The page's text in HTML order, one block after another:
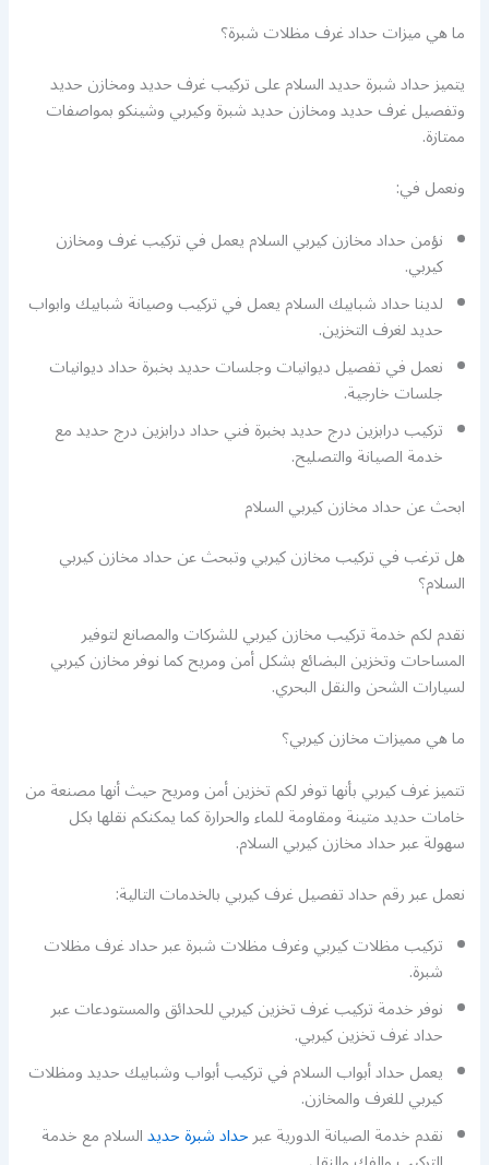
ما هي ميزات حداد غرف مظلات شبرة؟
يتميز حداد شبرة حديد السلام على تركيب غرف حديد ومخازن حديد
وتفصيل غرف حديد ومخازن حديد شبرة وكيربي وشينكو بمواصفات
ممتازة.
ونعمل في:
نؤمن حداد مخازن كيربي السلام يعمل في تركيب غرف ومخازن
كيربي.
لدينا حداد شبابيك السلام يعمل في تركيب وصيانة شبابيك وابواب
حديد لغرف التخزين.
نعمل في تفصيل ديوانيات وجلسات حديد بخبرة حداد ديوانيات
جلسات خارجية.
تركيب درابزين درج حديد بخبرة فني حداد درابزين درج حديد مع
خدمة الصيانة والتصليح.
ابحث عن حداد مخازن كيربي السلام
هل ترغب في تركيب مخازن كيربي وتبحث عن حداد مخازن كيربي
السلام؟
نقدم لكم خدمة تركيب مخازن كيربي للشركات والمصانع لتوفير
المساحات وتخزين البضائع بشكل أمن ومريح كما نوفر مخازن كيربي
لسيارات الشحن والنقل البحري.
ما هي مميزات مخازن كيربي؟
تتميز غرف كيربي بأنها توفر لكم تخزين أمن ومريح حيث أنها مصنعة من
خامات حديد متينة ومقاومة للماء والحرارة كما يمكنكم نقلها بكل
سهولة عبر حداد مخازن كيربي السلام.
نعمل عبر رقم حداد تفصيل غرف كيربي بالخدمات التالية:
تركيب مظلات كيربي وغرف مظلات شبرة عبر حداد غرف مظلات
شبرة.
نوفر خدمة تركيب غرف تخزين كيربي للحدائق والمستودعات عبر
حداد غرف تخزين كيربي.
يعمل حداد أبواب السلام في تركيب أبواب وشبابيك حديد ومظلات
كيربي للغرف والمخازن.
نقدم خدمة الصيانة الدورية عبرحداد شبرة حديدالسلام مع خدمة